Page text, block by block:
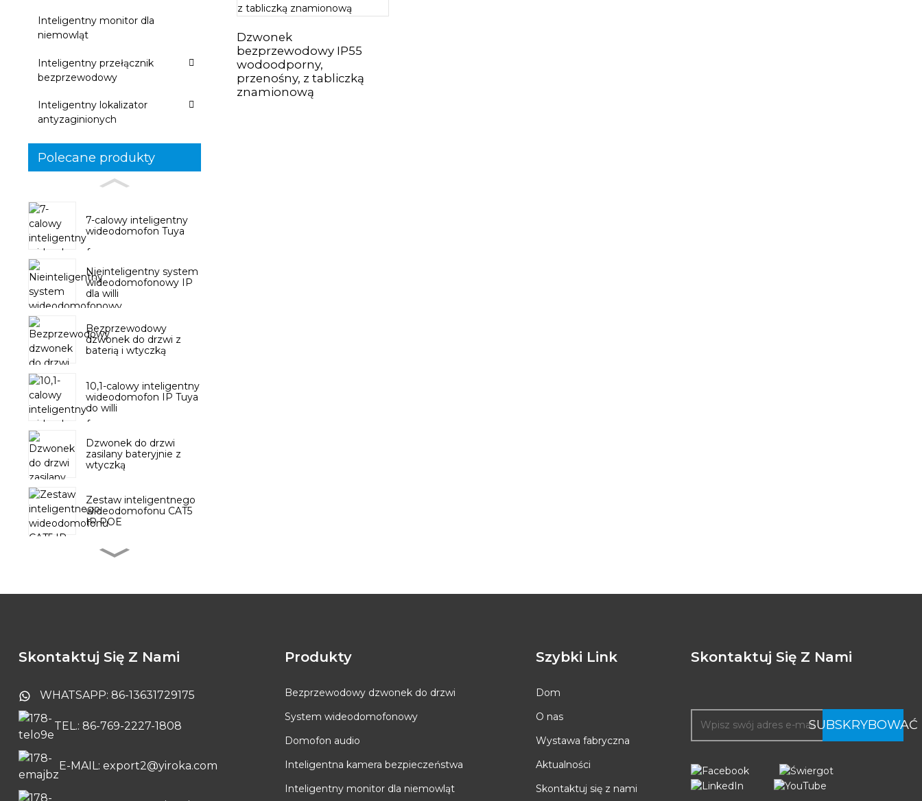
Inteligentny monitor dla
niemowląt
Inteligentny przełącznik
bezprzewodowy
Inteligentny lokalizator
antyzaginionych
Polecane produkty
7-calowy inteligentny
wideodomofon Tuya
Nieinteligentny system
wideodomofonowy IP
dla willi
Bezprzewodowy
dzwonek do drzwi z
baterią i wtyczką
10,1-calowy inteligentny
wideodomofon IP Tuya
do willi
Dzwonek do drzwi
zasilany bateryjnie z
wtyczką
Zestaw inteligentnego
wideodomofonu CAT5
IP POE
Bezprzewodowy
Tuya Smart PTZ
Dzwonek
Dzwonek
bezprzewodowy IP55
wodoodporny,
przenośny, z tabliczką
znamionową
Skontaktuj Się Z Nami
WHATSAPP: 86-13631729175
TEL.: 86-769-2227-1808
E-MAIL: export2@yiroka.com
Produkty
Bezprzewodowy dzwonek do drzwi
System wideodomofonowy
Domofon audio
Inteligentna kamera bezpieczeństwa
Inteligentny monitor dla niemowląt
Szybki Link
Dom
O nas
Wystawa fabryczna
Aktualności
Skontaktuj się z nami
Skontaktuj Się Z Nami
SUBSKRYBOWAĆ